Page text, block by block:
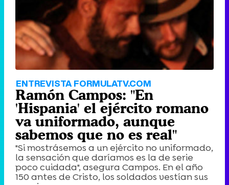
ENTREVISTA FORMULATV.COM
Ramón Campos: "En
'Hispania' el ejército romano
va uniformado, aunque
sabemos que no es real"
"Si mostrásemos a un ejército no uniformado,
la sensación que daríamos es la de serie
poco cuidada", asegura Campos. En el año
150 antes de Cristo, los soldados vestían sus